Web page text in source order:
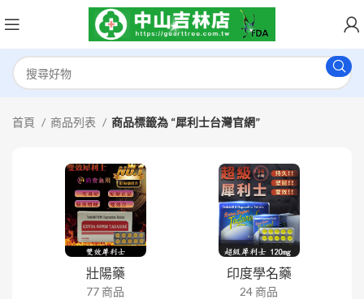
首頁 商品列表 商品標籤為 “犀利士台灣官網”
壯陽藥
77 商品
印度學名藥
24 商品